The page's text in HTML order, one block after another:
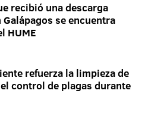
recibió una descarga
se encuentra
HUME
refuerza la limpieza de
control de plagas durante